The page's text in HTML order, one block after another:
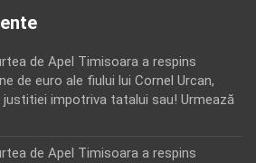
de Apel Timisoara a respins
de euro ale fiului lui Cornel Urcan,
justitiei impotriva tatalui sau! Urmează
de Apel Timisoara a respins